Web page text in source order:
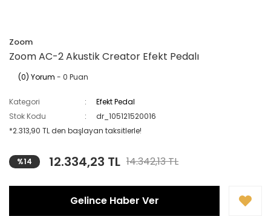
Zoom
Zoom AC-2 Akustik Creator Efekt Pedalı
(0) Yorum - 0 Puan
Kategori
Efekt Pedal
Stok Kodu
dr_105121520016
*2.313,90 TL den başlayan taksitlerle!
%14 12.334,23 TL 14.342,13 TL
Gelince Haber Ver